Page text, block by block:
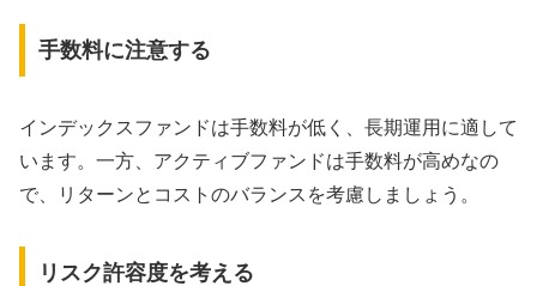
手数料に注意する
インデックスファンドは手数料が低く、長期運用に適して
います。一方、アクティブファンドは手数料が高めなの
で、リターンとコストのバランスを考慮しましょう。
リスク許容度を考える